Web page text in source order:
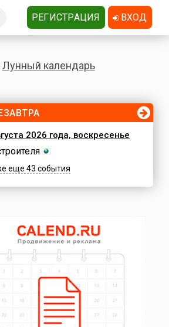
Лунный календарь
2026 года, воскресенье
еще 43 события
РЕГИСТРАЦИЯ ВХОД